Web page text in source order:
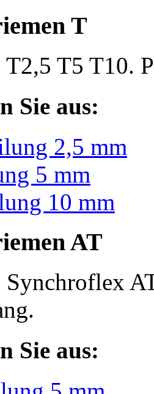
T
T2,5 T5 T10.
Sie aus:
2,5 mm
5 mm
10 mm
AT
Synchroflex
Sie aus: